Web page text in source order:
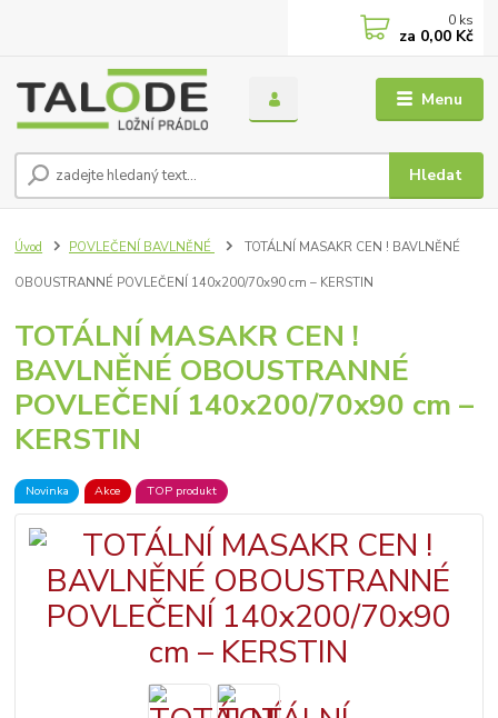
Menu
Hledat
0 ks
za 0,00 Kč
Úvod POVLEČENÍ BAVLNĚNÉ TOTÁLNÍ MASAKR CEN ! BAVLNĚNÉ
OBOUSTRANNÉ POVLEČENÍ 140x200/70x90 cm – KERSTIN
TOTÁLNÍ MASAKR CEN !
BAVLNĚNÉ OBOUSTRANNÉ
POVLEČENÍ 140x200/70x90 cm –
KERSTIN
Novinka Akce TOP produkt